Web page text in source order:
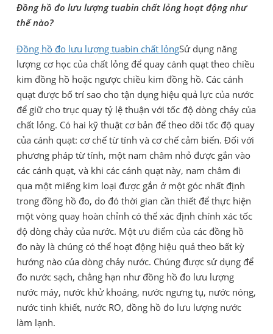
Đồng hồ đo lưu lượng tuabin chất lỏng hoạt động như
thế nào?
Đồng hồ đo lưu lượng tuabin chất lỏngSử dụng năng
lượng cơ học của chất lỏng để quay cánh quạt theo chiều
kim đồng hồ hoặc ngược chiều kim đồng hồ. Các cánh
quạt được bố trí sao cho tận dụng hiệu quả lực của nước
để giữ cho trục quay tỷ lệ thuận với tốc độ dòng chảy của
chất lỏng. Có hai kỹ thuật cơ bản để theo dõi tốc độ quay
của cánh quạt: cơ chế từ tính và cơ chế cảm biến. Đối với
phương pháp từ tính, một nam châm nhỏ được gắn vào
các cánh quạt, và khi các cánh quạt này, nam châm đi
qua một miếng kim loại được gắn ở một góc nhất định
trong đồng hồ đo, do đó thời gian cần thiết để thực hiện
một vòng quay hoàn chỉnh có thể xác định chính xác tốc
độ dòng chảy của nước. Một ưu điểm của các đồng hồ
đo này là chúng có thể hoạt động hiệu quả theo bất kỳ
hướng nào của dòng chảy nước. Chúng được sử dụng để
đo nước sạch, chẳng hạn như đồng hồ đo lưu lượng
nước máy, nước khử khoáng, nước ngưng tụ, nước nóng,
nước tinh khiết, nước RO, đồng hồ đo lưu lượng nước
làm lạnh.